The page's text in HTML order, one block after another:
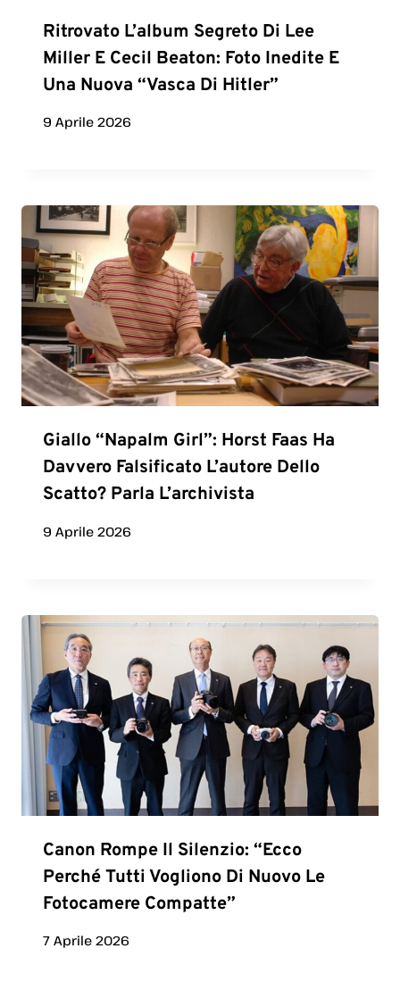
Ritrovato L’album Segreto Di Lee
Miller E Cecil Beaton: Foto Inedite E
Una Nuova “vasca Di Hitler”
9 Aprile 2026
Giallo “Napalm Girl”: Horst Faas Ha
Davvero Falsificato L’autore Dello
Scatto? Parla L’archivista
9 Aprile 2026
Canon Rompe Il Silenzio: “Ecco
Perché Tutti Vogliono Di Nuovo Le
Fotocamere Compatte”
7 Aprile 2026